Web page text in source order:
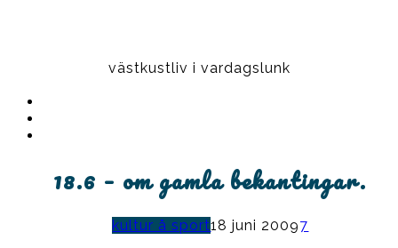
västkustliv i vardagslunk
18.6 – om gamla bekantingar.
kultur å sport18 juni 20097